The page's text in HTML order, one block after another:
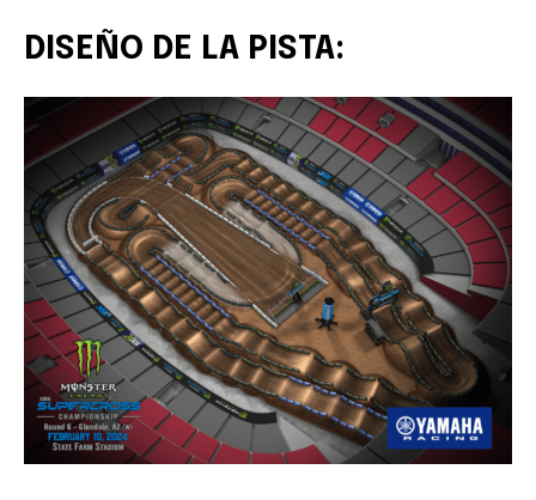
DISEÑO DE LA PISTA: